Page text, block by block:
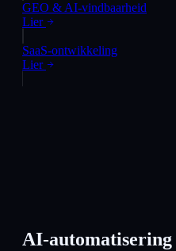
GEO & AI-vindbaarheid
Lier
SaaS-ontwikkeling
Lier
AI-automatisering